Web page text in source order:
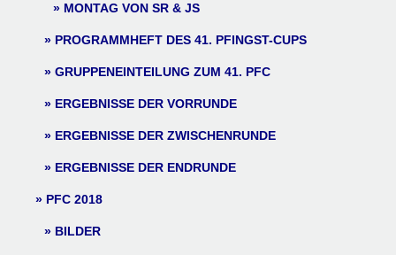
MONTAG VON SR & JS
PROGRAMMHEFT DES 41. PFINGST-CUPS
GRUPPENEINTEILUNG ZUM 41. PFC
ERGEBNISSE DER VORRUNDE
ERGEBNISSE DER ZWISCHENRUNDE
ERGEBNISSE DER ENDRUNDE
PFC 2018
BILDER